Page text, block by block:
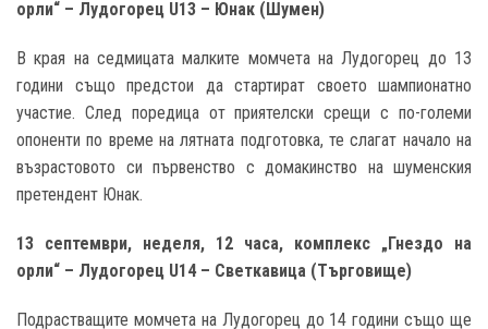
орли“ – Лудогорец U13 – Юнак (Шумен)
В края на седмицата малките момчета на Лудогорец до 13
години също предстои да стартират своето шампионатно
участие. След поредица от приятелски срещи с по-големи
опоненти по време на лятната подготовка, те слагат начало на
възрастовото си първенство с домакинство на шуменския
претендент Юнак.
13 септември, неделя, 12 часа, комплекс „Гнездо на
орли“ – Лудогорец U14 – Светкавица (Търговище)
Подрастващите момчета на Лудогорец до 14 години също ще